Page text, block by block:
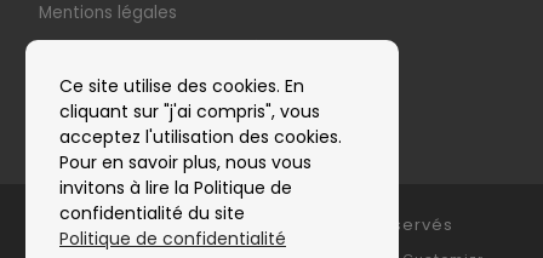
Ce site utilise des cookies. En
cliquant sur "j'ai compris", vous
acceptez l'utilisation des cookies.
Pour en savoir plus, nous vous
invitons à lire la Politique de
confidentialité du site
Politique de confidentialité
Mentions légales
Politique de confidentialité
Nos partenaires
© 2026Clap'Arts– Tous droits réservés